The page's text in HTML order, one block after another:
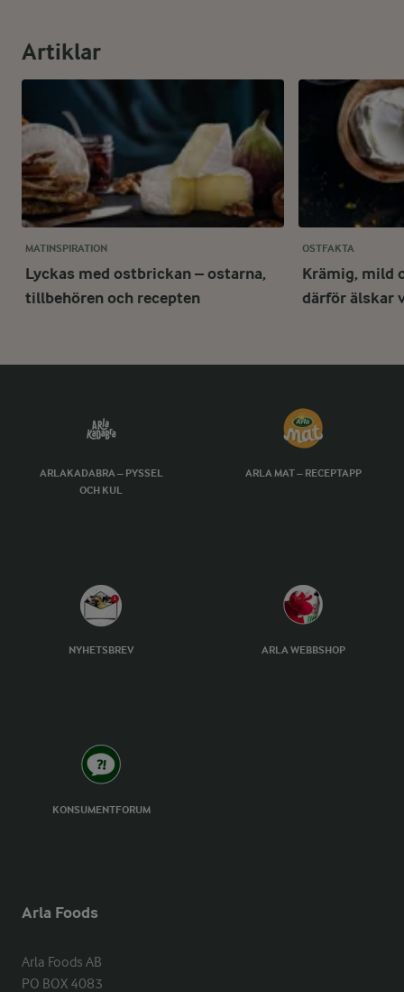
Artiklar
MATINSPIRATION
Lyckas med ostbrickan – ostarna,
tillbehören och recepten
OSTFAKTA
Krämig, mild
därför älskar
ARLAKADABRA – PYSSEL
OCH KUL
ARLA MAT – RECEPTAPP
NYHETSBREV ARLA WEBBSHOP
KONSUMENTFORUM
Arla Foods
Arla Foods AB
PO BOX 4083